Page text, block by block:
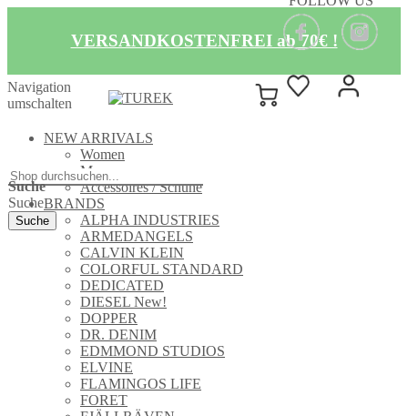
VERSANDKOSTENFREI ab 70€ !
Navigation
umschalten
Suche
Suche
Suche
NEW ARRIVALS
Women
Men
Accessoires / Schuhe
BRANDS
ALPHA INDUSTRIES
ARMEDANGELS
CALVIN KLEIN
COLORFUL STANDARD
DEDICATED
DIESEL New!
DOPPER
DR. DENIM
EDMMOND STUDIOS
ELVINE
FLAMINGOS LIFE
FORET